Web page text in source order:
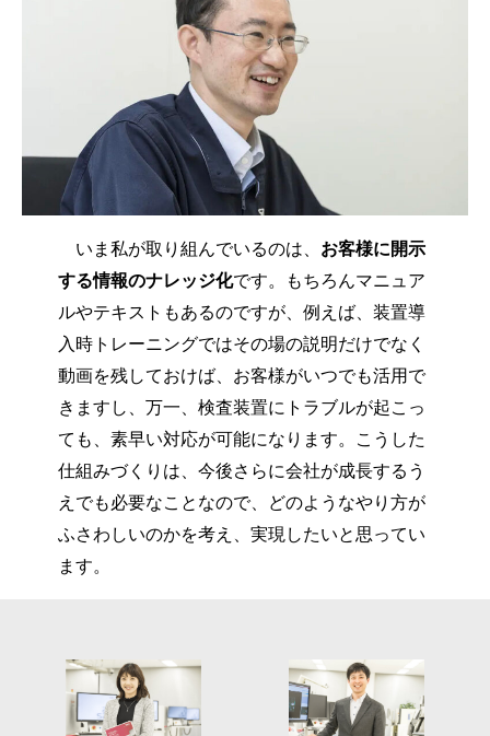
いま私が取り組んでいるのは、 お客様に開示
する情報のナレッジ化です。もちろんマニュア
ルやテキストもあるのですが、例えば、装置導
入時トレーニングではその場の説明だけでなく
動画を残しておけば、お客様がいつでも活用で
きますし、万一、検査装置にトラブルが起こっ
ても、素早い対応が可能になります。こうした
仕組みづくりは、今後さらに会社が成長するう
えでも必要なことなので、どのようなやり方が
ふさわしいのかを考え、実現したいと思ってい
ます。